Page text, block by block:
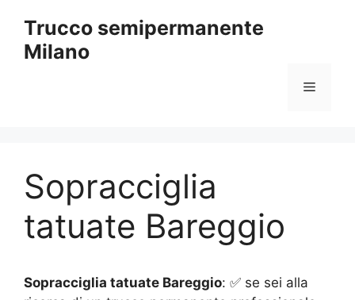
contenuto
Trucco semipermanente
Milano
Menu
Sopracciglia
tatuate Bareggio
Sopracciglia tatuate Bareggio: ✅ se sei alla